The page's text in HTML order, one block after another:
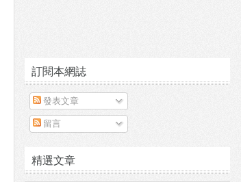
訂閱本網誌
發表文章
留言
精選文章